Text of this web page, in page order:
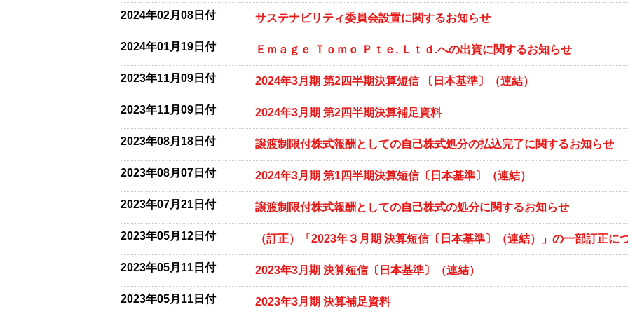
2024年02月08日付 サステナビリティ委員会設置に関するお知らせ
2024年01月19日付 Ｅｍａｇｅ Ｔｏｍｏ Ｐｔｅ. Ｌｔｄ.への出資に関するお知らせ
2023年11月09日付 2024年3月期 第2四半期決算短信 〔日本基準〕（連結）
2023年11月09日付 2024年3月期 第2四半期決算補足資料
2023年08月18日付 譲渡制限付株式報酬としての自己株式処分の払込完了に関するお知らせ
2023年08月07日付 2024年3月期 第1四半期決算短信〔日本基準〕（連結）
2023年07月21日付 譲渡制限付株式報酬としての自己株式の処分に関するお知らせ
2023年05月12日付 （訂正）「2023年３月期 決算短信〔日本基準〕（連結）」の一部訂正に
2023年05月11日付 2023年3月期 決算短信〔日本基準〕（連結）
2023年05月11日付 2023年3月期 決算補足資料